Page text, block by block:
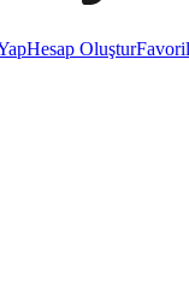
Hesap Oluştur